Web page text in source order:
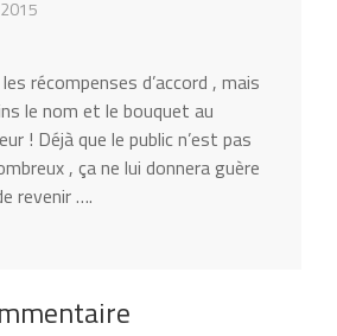
les récompenses d’accord , mais
le nom et le bouquet au
! Déjà que le public n’est pas
, ça ne lui donnera guère
revenir ….